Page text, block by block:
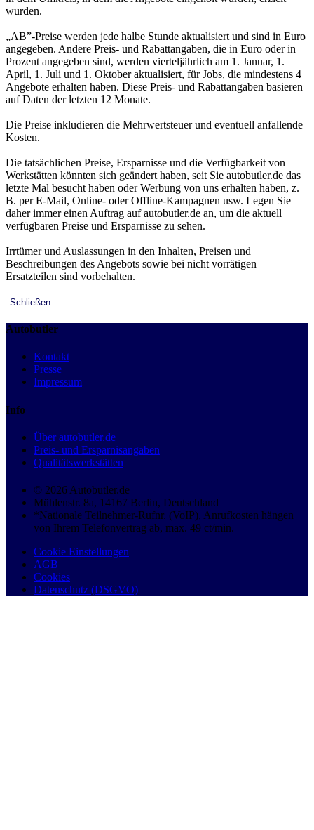
wurden.
„AB”-Preise werden jede halbe Stunde aktualisiert und sind in Euro
angegeben. Andere Preis- und Rabattangaben, die in Euro oder in
Prozent angegeben sind, werden vierteljährlich am 1. Januar, 1.
April, 1. Juli und 1. Oktober aktualisiert, für Jobs, die mindestens 4
Angebote erhalten haben. Diese Preis- und Rabattangaben basieren
auf Daten der letzten 12 Monate.
Die Preise inkludieren die Mehrwertsteuer und eventuell anfallende
Kosten.
Die tatsächlichen Preise, Ersparnisse und die Verfügbarkeit von
Werkstätten könnten sich geändert haben, seit Sie autobutler.de das
letzte Mal besucht haben oder Werbung von uns erhalten haben, z.
B. per E-Mail, Online- oder Offline-Kampagnen usw. Legen Sie
daher immer einen Auftrag auf autobutler.de an, um die aktuell
verfügbaren Preise und Ersparnisse zu sehen.
Irrtümer und Auslassungen in den Inhalten, Preisen und
Beschreibungen des Angebots sowie bei nicht vorrätigen
Ersatzteilen sind vorbehalten.
Schließen
Autobutler
Kontakt
Presse
Impressum
Info
Über autobutler.de
Preis- und Ersparnisangaben
Qualitätswerkstätten
© 2026 Autobutler.de
Mühlenstr. 8a, 14167 Berlin, Deutschland
*Nationale Teilnehmer-Rufnr. (VoIP), Anrufkosten hängen
von Ihrem Telefonvertrag ab, max. 49 ct/min.
Cookie Einstellungen
AGB
Cookies
Datenschutz (DSGVO)